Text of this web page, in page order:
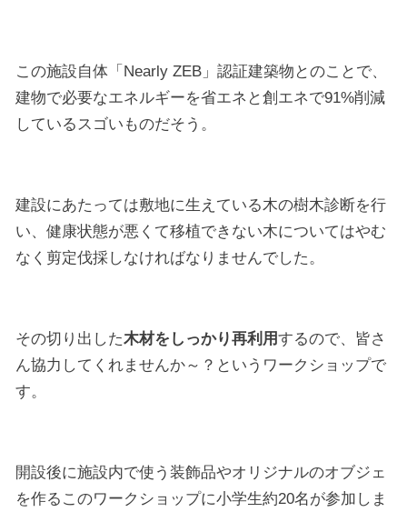
この施設自体「Nearly ZEB」認証建築物とのことで、
建物で必要なエネルギーを省エネと創エネで91%削減
しているスゴいものだそう。
建設にあたっては敷地に生えている木の樹木診断を行
い、健康状態が悪くて移植できない木についてはやむ
なく剪定伐採しなければなりませんでした。
その切り出した木材をしっかり再利用するので、皆さ
ん協力してくれませんか～？というワークショップで
す。
開設後に施設内で使う装飾品やオリジナルのオブジェ
を作るこのワークショップに小学生約20名が参加しま